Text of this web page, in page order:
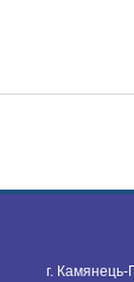
г. Камянець-